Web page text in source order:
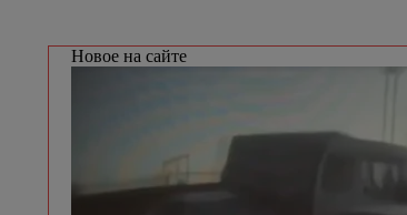
Новое на сайте